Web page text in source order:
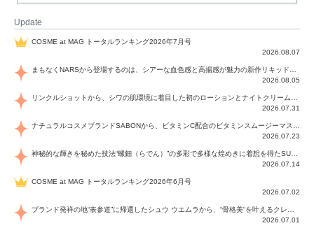
Update
COSME at MAG トータルランキング2026年7月号
2026.08.07
まもなくNARSから登場するのは、シアーな血色感と高揚感が魅力の新作リキッドブラッシュ「インセイシャブル リキッドブラッシュ」と、ゴールデンアワーに染まる空にインスピレーションを得た「アフターグロー リップシャイン」の新色！夏をハックして！
2026.08.05
リンクルショットから、シワの肌環境に着目した初のローションとナイトクリームが登場！デイリーケアで、シワ特有の肌環境を改善し、シワが目立たない肌へと導きます。
2026.07.31
ナチュラルコスメブランドSABONから、ビタミンC配合のビタミンスムージーマスク「ラディアンスマスク」と、ペパーミントにオーガニックハーブを凝縮したジェルの涼感トリートメント美容液「スカルプセラム リフレッシング」が登場！日々のデイリーケアで、過酷な猛暑で疲れた肌や頭皮をサポート、心地よくリフレッシュし、優しく肌を整えます。
2026.07.23
神秘的な輝きを秘めた技法“螺鈿（らでん）”の多彩で多様な煌めきに着想を得たSUQQUの2026 秋 カラーコレクションから登場するのは、艶然と輝くアイシャドウや偏光パールを配したフェイスカラー、繊細なパールの煌めくネイル、そしてそれらを際立てる“朧げな艶”を秘めた新リクイドリップ「ブラー リクイド リップ」。強さを秘めたまろやかな洗練の表情に。
2026.07.14
COSME at MAG トータルランキング2026年6月号
2026.07.02
ブランド発祥の地“表参道”に帰還したシュウ ウエムラから、“骨格美“を叶えるクレヨンタイプのフェイスカラー「スカルプト クレヨン」と、ブランド初のリノベーションで進化した名品アイブロウ「ハード フォーミュラ ハード 10」が登場！
2026.07.01